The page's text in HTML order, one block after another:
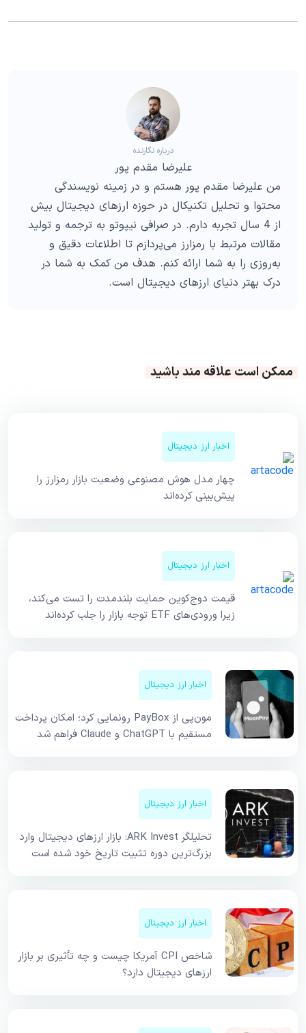
درباره نگارنده
علیرضا مقدم پور
من علیرضا مقدم پور هستم و در زمینه نویسندگی
محتوا و تحلیل تکنیکال در حوزه ارزهای دیجیتال بیش
از 4 سال تجربه دارم. در صرافی نیپوتو به ترجمه و تولید
مقالات مرتبط با رمزارز می‌پردازم تا اطلاعات دقیق و
به‌روزی را به شما ارائه کنم. هدف من کمک به شما در
درک بهتر دنیای ارزهای دیجیتال است.
ممکن است علاقه مند باشید
اخبار ارز دیجیتال
چهار مدل هوش مصنوعی وضعیت بازار رمزارز را
پیش‌بینی کرده‌اند
اخبار ارز دیجیتال
قیمت دوج‌کوین حمایت بلندمدت را تست می‌کند،
زیرا ورودی‌های ETF توجه بازار را جلب کرده‌اند
اخبار ارز دیجیتال
مون‌پی از PayBox رونمایی کرد؛ امکان پرداخت
مستقیم با ChatGPT و Claude فراهم شد
اخبار ارز دیجیتال
تحلیلگر ARK Invest: بازار ارزهای دیجیتال وارد
بزرگ‌ترین دوره تثبیت تاریخ خود شده است
اخبار ارز دیجیتال
شاخص CPI آمریکا چیست و چه تأثیری بر بازار
ارزهای دیجیتال دارد؟